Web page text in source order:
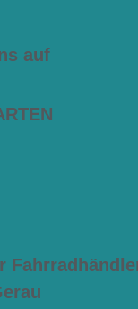
auf